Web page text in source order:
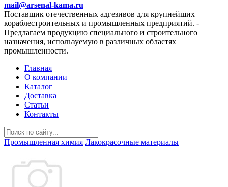
mail@arsenal-kama.ru
Поставщик отечественных адгезивов для крупнейших
кораблестроительных и промышленных предприятий. -
Предлагаем продукцию специального и строительного
назначения, используемую в различных областях
промышленности.
Главная
О компании
Каталог
Доставка
Статьи
Контакты
Промышленная химия Лакокрасочные материалы